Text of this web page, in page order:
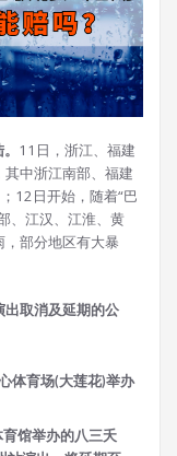
11日，浙江、福建
中浙江南部、福建
12日开始，随着“巴
、江汉、江淮、黄
部分地区有大暴
取消及延期的公
体育场(大莲花)举办
馆举办的八三夭